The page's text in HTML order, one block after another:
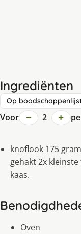
Ingrediënten
Op
Voor − 2 +
knoflook 175
gehakt 2x
kaas.
Oven